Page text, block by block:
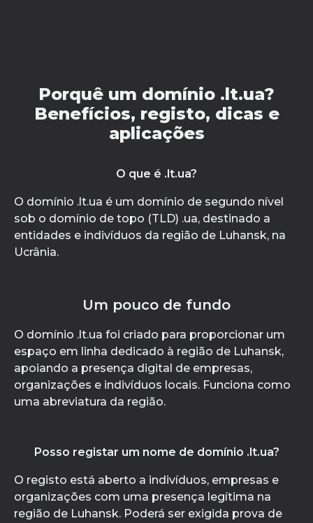
Porquê um domínio .lt.ua?
Benefícios, registo, dicas e
aplicações
O que é .lt.ua?
O domínio .lt.ua é um domínio de segundo nível
sob o domínio de topo (TLD) .ua, destinado a
entidades e indivíduos da região de Luhansk, na
Ucrânia.
Um pouco de fundo
O domínio .lt.ua foi criado para proporcionar um
espaço em linha dedicado à região de Luhansk,
apoiando a presença digital de empresas,
organizações e indivíduos locais. Funciona como
uma abreviatura da região.
Posso registar um nome de domínio .lt.ua?
O registo está aberto a indivíduos, empresas e
organizações com uma presença legítima na
região de Luhansk. Poderá ser exigida prova de